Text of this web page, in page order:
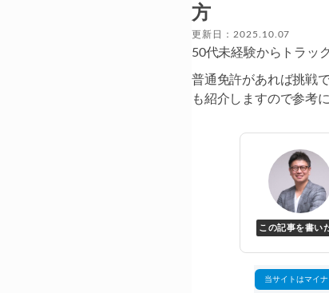
方
更新日：2025.10.07
50代未経験からトラッ
普通免許があれば挑戦
も紹介しますので参考
この記事を書い
当サイトはマイ